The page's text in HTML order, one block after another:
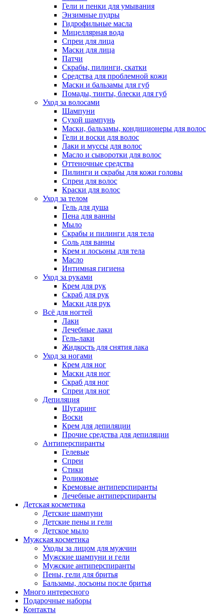
Гели и пенки для умывания
Энзимные пудры
Гидрофильные масла
Мицеллярная вода
Спреи для лица
Маски для лица
Патчи
Скрабы, пилинги, скатки
Средства для проблемной кожи
Маски и бальзамы для губ
Помады, тинты, блески для губ
Уход за волосами
Шампуни
Сухой шампунь
Маски, бальзамы, кондиционеры для волос
Гели и воски для волос
Лаки и муссы для волос
Масло и сыворотки для волос
Оттеночные средства
Пилинги и скрабы для кожи головы
Спреи для волос
Краски для волос
Уход за телом
Гель для душа
Пена для ванны
Мыло
Скрабы и пилинги для тела
Соль для ванны
Крем и лосьоны для тела
Масло
Интимная гигиена
Уход за руками
Крем для рук
Скраб для рук
Маски для рук
Всё для ногтей
Лаки
Лечебные лаки
Гель-лаки
Жидкость для снятия лака
Уход за ногами
Крем для ног
Маски для ног
Скраб для ног
Спреи для ног
Депиляция
Шугаринг
Воски
Крем для депиляции
Прочие средства для депиляции
Антиперспиранты
Гелевые
Спреи
Стики
Роликовые
Кремовые антиперспиранты
Лечебные антиперспиранты
Детская косметика
Детские шампуни
Детские пены и гели
Детское мыло
Мужская косметика
Уходы за лицом для мужчин
Мужские шампуни и гели
Мужские антиперспиранты
Пены, гели для бритья
Бальзамы, лосьоны после бритья
Много интересного
Подарочные наборы
Контакты